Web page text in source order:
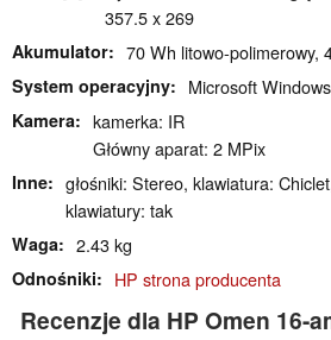
357.5 x 269
Akumulator 70 Wh litowo-polimerowy,
System operacyjny Microsoft
Kamera
kamerka: IR
Główny aparat: 2 MPix
Inne
głośniki: Stereo, klawiatura:
klawiatury: tak
Waga 2.43 kg
Odnośniki HP strona producenta
Recenzje dla HP Omen 16-